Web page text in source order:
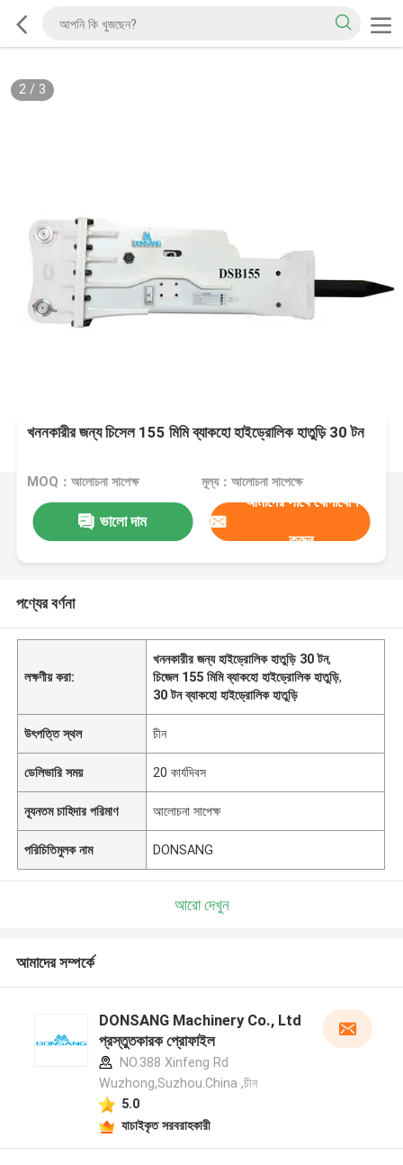
2/ 3
খননকারীর জন্য চিসেল 155 মিমি ব্যাকহো হাইড্রোলিক হাতুড়ি 30 টন
MOQ：আলোচনা সাপেক্ষ মূল্য：আলোচনা সাপেক্ষে
ভালো দাম
আমাদের সাথে যোগাযোগ
করুন
পণ্যের বর্ণনা
লক্ষণীয় করা:
খননকারীর জন্য হাইড্রোলিক হাতুড়ি 30 টন,
চিজেল 155 মিমি ব্যাকহো হাইড্রোলিক হাতুড়ি,
30 টন ব্যাকহো হাইড্রোলিক হাতুড়ি
উৎপত্তি স্থল চীন
ডেলিভারি সময় 20 কার্যদিবস
ন্যূনতম চাহিদার পরিমাণ আলোচনা সাপেক্ষ
পরিচিতিমুলক নাম DONSANG
আরো দেখুন
আমাদের সম্পর্কে
DONSANG Machinery Co., Ltd
প্রস্তুতকারক প্রোফাইল
NO.388 Xinfeng Rd
Wuzhong,Suzhou.China ,চীন
5.0
যাচাইকৃত সরবরাহকারী